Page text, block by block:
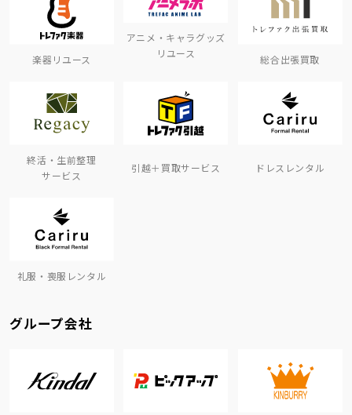
楽器リユース
アニメ・キャラグッズ
リユース
総合出張買取
終活・生前整理
サービス
引越＋買取サービス ドレスレンタル
礼服・喪服レンタル
グループ会社